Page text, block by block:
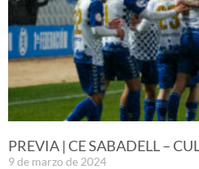
PREVIA | CE SABADELL –
9 de marzo de 2024